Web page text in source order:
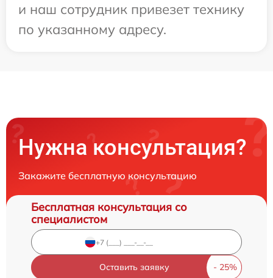
и наш сотрудник привезет технику
по указанному адресу.
Нужна консультация?
Закажите бесплатную консультацию
Бесплатная консультация со
специалистом
Оставить заявку